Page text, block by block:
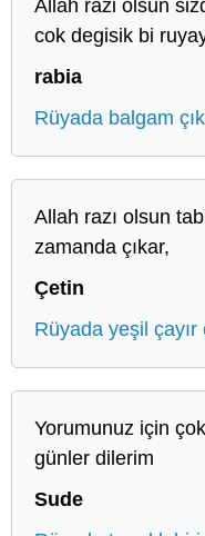
Allah razi olsun
cok degisik bi
rabia
Rüyada balgam
Allah razı olsun
zamanda çıkar,
Çetin
Rüyada yeşil
Yorumunuz için
günler dilerim
Sude